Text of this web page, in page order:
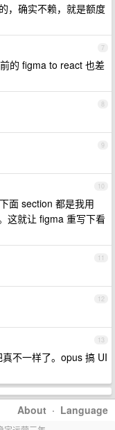
，确实不赖，就是额度
7
的 figma to react 也差
8
9
10
面 section 都是我用
这就让 figma 重写下看
11
12
13
不一样了。opus 搞 UI
About · Language